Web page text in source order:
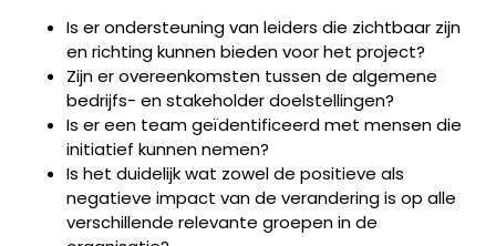
Is er ondersteuning van leiders die zichtbaar zijn
en richting kunnen bieden voor het project?
Zijn er overeenkomsten tussen de algemene
bedrijfs- en stakeholder doelstellingen?
Is er een team geïdentificeerd met mensen die
initiatief kunnen nemen?
Is het duidelijk wat zowel de positieve als
negatieve impact van de verandering is op alle
verschillende relevante groepen in de